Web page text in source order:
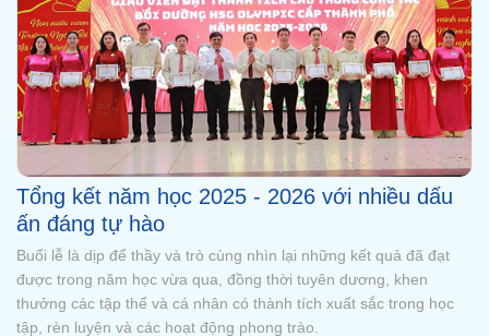
Thông báo về việc sử dụng Logo và tiếp nhận
thông tin qua các kênh truyền thông của
Trường Ngô Thời Nhiệm
Hiện nay, trên các nền tảng mạng xã hội, Nhà trường ghi nhận có
nhiều cá nhân, tổ chức đang sử dụng trái phép logo của Nhà
trường cho các mục đích thương mại phi pháp, cung cấp thông